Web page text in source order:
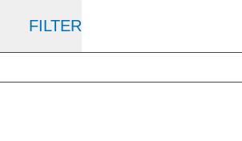
FILTER